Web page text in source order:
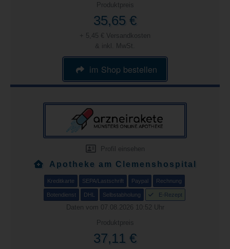
Produktpreis
35,65 €
+ 5,45 € Versandkosten
& inkl. MwSt.
im Shop bestellen
Profil einsehen
Apotheke am Clemenshospital
Kreditkarte SEPA/Lastschrift Paypal Rechnung
Botendienst DHL Selbstabholung E-Rezept
Daten vom 07.08.2026 10:52 Uhr
Produktpreis
37,11 €